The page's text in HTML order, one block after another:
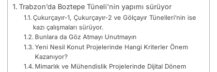
Trabzon’da Boztepe Tüneli’nin yapımı sürüyor
Çukurçayır-1, Çukurçayır-2 ve Gölçayır Tünelleri’nin ise
kazı çalışmaları sürüyor.
Bunlara da Göz Atmayı Unutmayın
Yeni Nesil Konut Projelerinde Hangi Kriterler Önem
Kazanıyor?
Mimarlık ve Mühendislik Projelerinde Dijital Dönem